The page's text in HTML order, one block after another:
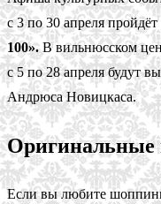
с 3 по 30 апреля пройдёт
100».В вильнюсском
с 5 по 28 апреля будут
Андрюса Новицкаса.
Оригинальные
Если вы любите